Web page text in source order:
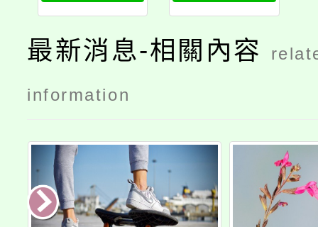
最新消息-相關內容
information